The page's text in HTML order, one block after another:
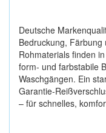
Deutsche
Bedruckung,
Rohmaterials finden
form- und farbstabile
Waschgängen. Ein
Garantie-
– für schnelles,